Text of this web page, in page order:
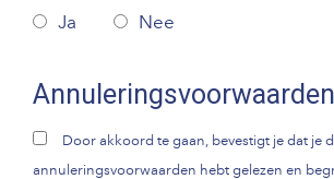
Ja
Nee
Annuleringsvoorwaarden
Door akkoord te gaan, bevestigt je dat je
annuleringsvoorwaarden hebt gelezen en